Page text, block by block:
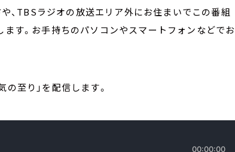
、TBSラジオの放送エリア外にお住まいでこの番組
す。お手持ちのパソコンやスマートフォンなどでお
の至り」を配信します。